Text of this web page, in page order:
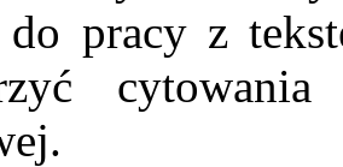
do pracy z
cytowania